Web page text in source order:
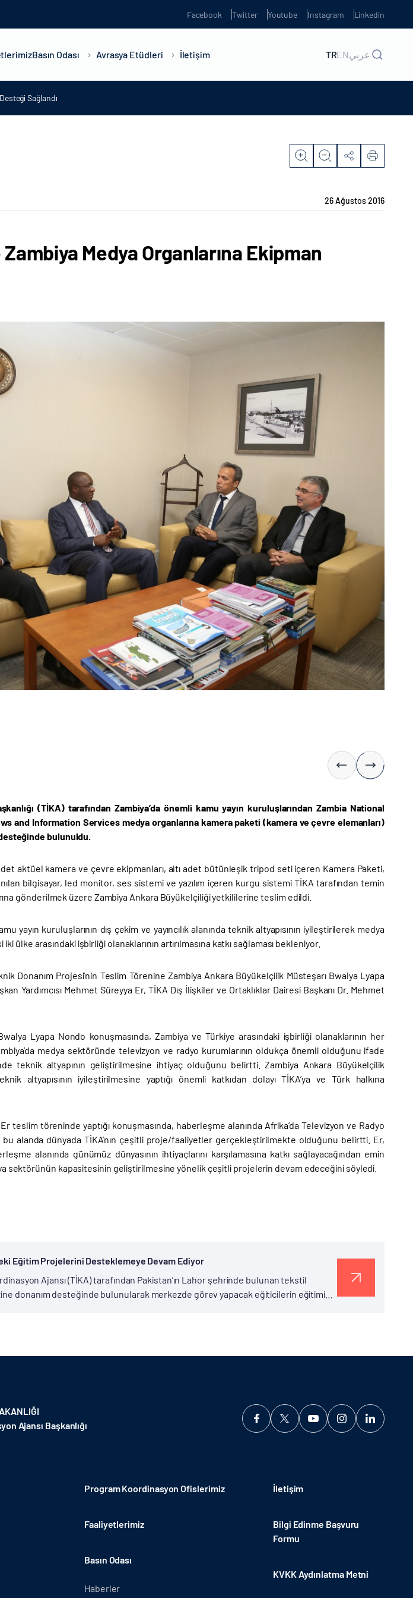
Facebook Twitter Youtube Instagram Linkedin
Basın Odası Avrasya Etüdleri İletişim TRENعربي
Sağlandı
26 Ağustos 2016
Zambiya Medya Organlarına Ekipman
(TİKA) tarafından Zambiya’da önemli kamu yayın kuruluşlarından Zambia National
and Information Services medya organlarına kamera paketi (kamera ve çevre elemanları)
bulunuldu.
aktüel kamera ve çevre ekipmanları, altı adet bütünleşik tripod seti içeren Kamera Paketi,
bilgisayar, led monitor, ses sistemi ve yazılım içeren kurgu sistemi TİKA tarafından temin
gönderilmek üzere Zambiya Ankara Büyükelçiliği yetkililerine teslim edildi.
yayın kuruluşlarının dış çekim ve yayıncılık alanında teknik altyapısının iyileştirilerek medya
ülke arasındaki işbirliği olanaklarının artırılmasına katkı sağlaması bekleniyor.
Donanım Projesi’nin Teslim Törenine Zambiya Ankara Büyükelçilik Müsteşarı Bwalya Lyapa
Yardımcısı Mehmet Süreyya Er, TİKA Dış İlişkiler ve Ortaklıklar Dairesi Başkanı Dr. Mehmet
Lyapa Nondo konuşmasında, Zambiya ve Türkiye arasındaki işbirliği olanaklarının her
medya sektöründe televizyon ve radyo kurumlarının oldukça önemli olduğunu ifade
teknik altyapının geliştirilmesine ihtiyaç olduğunu belirtti. Zambiya Ankara Büyükelçilik
altyapısının iyileştirilmesine yaptığı önemli katkıdan dolayı TİKA’ya ve Türk halkına
teslim töreninde yaptığı konuşmasında, haberleşme alanında Afrika’da Televizyon ve Radyo
bu alanda dünyada TİKA’nın çeşitli proje/faaliyetler gerçekleştirilmekte olduğunu belirtti. Er,
alanında günümüz dünyasının ihtiyaçlarını karşılamasına katkı sağlayacağından emin
sektörünün kapasitesinin geliştirilmesine yönelik çeşitli projelerin devam edeceğini söyledi.
Eğitim Projelerini Desteklemeye Devam Ediyor
Ajansı (TİKA) tarafından Pakistan’ın Lahor şehrinde bulunan tekstil
donanım desteğinde bulunularak merkezde görev yapacak eğiticilerin eğitimi
Ajansı Başkanlığı
Program Koordinasyon Ofislerimiz
Faaliyetlerimiz
Basın Odası
Haberler
İletişim
Bilgi Edinme Başvuru
Formu
KVKK Aydınlatma Metni